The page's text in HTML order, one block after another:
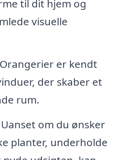
til dit hjem og
visuelle
er kendt
der skaber et
rum.
om du ønsker
planter, underholde